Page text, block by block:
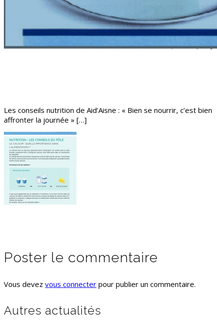
Les conseils nutrition de Aid’Aisne : « Bien se nourrir, c’est bien
affronter la journée » […]
Poster le commentaire
Vous devez vous connecter pour publier un commentaire.
Autres actualités